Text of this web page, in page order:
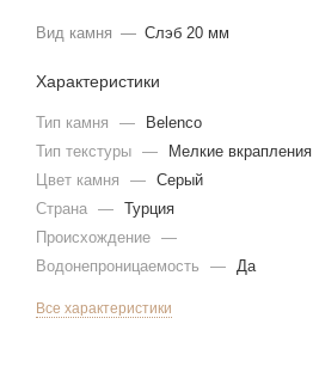
Вид камня — Слэб 20 мм
Характеристики
Тип камня —
Belenco
Тип текстуры —
Мелкие вкрапления
Цвет камня
— Серый
Страна — Турция
Происхождение —
Водонепроницаемость
— Да
Все характеристики